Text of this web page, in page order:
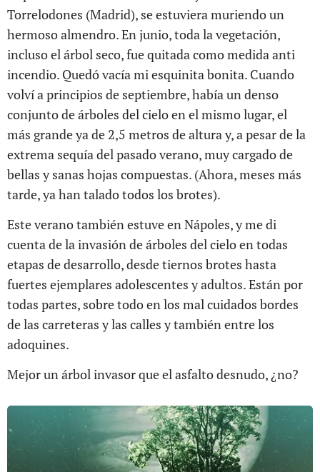
Torrelodones (Madrid), se estuviera muriendo un
hermoso almendro. En junio, toda la vegetación,
incluso el árbol seco, fue quitada como medida anti
incendio. Quedó vacía mi esquinita bonita. Cuando
volví a principios de septiembre, había un denso
conjunto de árboles del cielo en el mismo lugar, el
más grande ya de 2,5 metros de altura y, a pesar de la
extrema sequía del pasado verano, muy cargado de
bellas y sanas hojas compuestas. (Ahora, meses más
tarde, ya han talado todos los brotes).
Este verano también estuve en Nápoles, y me di
cuenta de la invasión de árboles del cielo en todas
etapas de desarrollo, desde tiernos brotes hasta
fuertes ejemplares adolescentes y adultos. Están por
todas partes, sobre todo en los mal cuidados bordes
de las carreteras y las calles y también entre los
adoquines.
Mejor un árbol invasor que el asfalto desnudo, ¿no?